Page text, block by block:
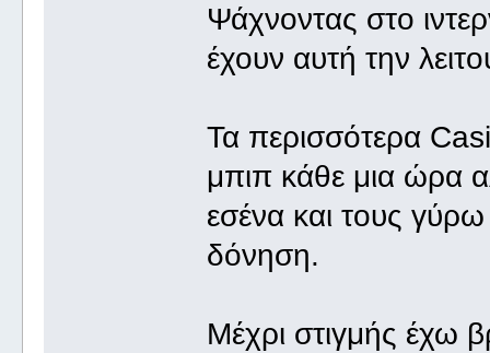
Ψάχνοντας στο
έχουν αυτή την
Τα περισσότερα
μπιπ κάθε μια ώρα
εσένα και τους
δόνηση.
Μέχρι στιγμής έχω